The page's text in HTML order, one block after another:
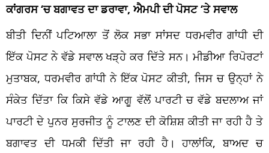
ਕਾਂਗਰਸ ‘ਚ ਬਗਾਵਤ ਦਾ ਡਰਾਵਾ, ਐਮਪੀ ਦੀ ਪੋਸਟ ‘ਤੇ ਸਵਾਲ
ਬੀਤੀ ਦਿਨੀਂ ਪਟਿਆਲਾ ਤੋਂ ਲੋਕ ਸਭਾ ਸਾਂਸਦ ਧਰਮਵੀਰ ਗਾਂਧੀ ਦੀ
ਇੱਕ ਪੋਸਟ ਨੇ ਵੱਡੇ ਸਵਾਲ ਖੜ੍ਹੇ ਕਰ ਦਿੱਤੇ ਸਨ। ਮੀਡੀਆ ਰਿਪੋਰਟਾਂ
ਮੁਤਾਬਕ, ਧਰਮਵੀਰ ਗਾਂਧੀ ਨੇ ਇੱਕ ਪੋਸਟ ਕੀਤੀ, ਜਿਸ ਚ ਉਨ੍ਹਾਂ ਨੇ
ਸੰਕੇਤ ਦਿੱਤਾ ਕਿ ਕਿਸੇ ਵੱਡੇ ਆਗੂ ਵੱਲੋਂ ਪਾਰਟੀ ਚ ਵੱਡੇ ਬਦਲਾਅ ਜਾਂ
ਪਾਰਟੀ ਦੇ ਪੁਨਰ ਸੁਰਜੀਤ ਨੂੰ ਟਾਲਣ ਦੀ ਕੋਸ਼ਿਸ਼ ਕੀਤੀ ਜਾ ਰਹੀ ਹੈ ਤੇ
ਬਗਾਵਤ ਦੀ ਧਮਕੀ ਦਿੱਤੀ ਜਾ ਰਹੀ ਹੈ। ਹਾਲਾਂਕਿ, ਬਾਅਦ ਚ